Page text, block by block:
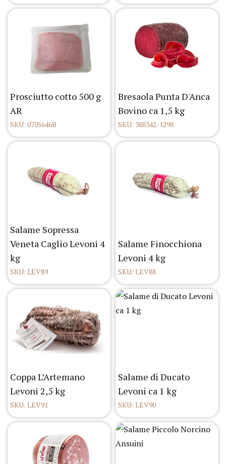
Prosciutto cotto 500 g
AR
SKU: 0705646B
Bresaola Punta D'Anca
Bovino ca 1,5 kg
SKU: 388342-1298
Salame Sopressa
Veneta Caglio Levoni 4
kg
SKU: LEV89
Salame Finocchiona
Levoni 4 kg
SKU: LEV88
Coppa L’Artemano
Levoni 2,5 kg
SKU: LEV91
Salame di Ducato
Levoni ca 1 kg
SKU: LEV90